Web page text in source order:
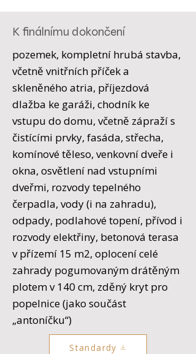
K finálnímu dokončení
pozemek, kompletní hrubá stavba,
včetně vnitřních příček a
skleněného atria, příjezdová
dlažba ke garáži, chodník ke
vstupu do domu, včetně zápraží s
čistícími prvky, fasáda, střecha,
komínové těleso, venkovní dveře i
okna, osvětlení nad vstupními
dveřmi, rozvody tepelného
čerpadla, vody (i na zahradu),
odpady, podlahové topení, přívod i
rozvody elektřiny, betonová terasa
v přízemí 15 m2, oplocení celé
zahrady pogumovaným drátěným
plotem v 140 cm, zděný kryt pro
popelnice (jako součást
„antoníčku“)
Standardy